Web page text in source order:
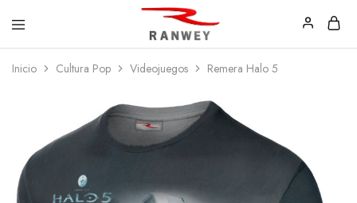
Ranwey
|
Estilo,
Tu
Diseño
Tu
Estilo,
Diseño
—
Remeras,
Buzos
Inicio Cultura Pop Videojuegos Remera Halo 5